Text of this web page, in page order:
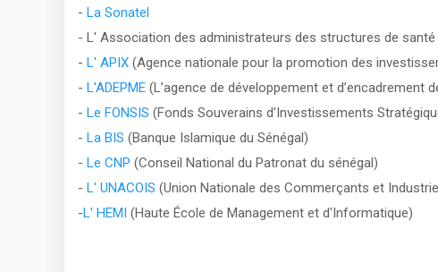
- La Sonatel
- L' Association des administrateurs des structures de santé
- L' APIX (Agence nationale pour la promotion des
- L'ADEPME (L’agence de développement et d’encadrement
- Le FONSIS (Fonds Souverains d'Investissements
- La BIS (Banque Islamique du Sénégal)
- Le CNP (Conseil National du Patronat du sénégal)
- L' UNACOIS (Union Nationale des Commerçants et
-L' HEMI (Haute École de Management et d'Informatique)